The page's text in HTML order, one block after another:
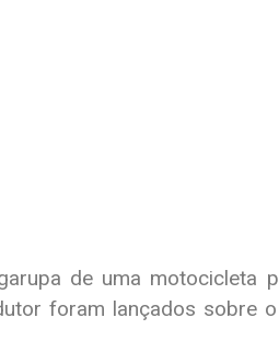
de uma motocicleta
foram lançados sobre